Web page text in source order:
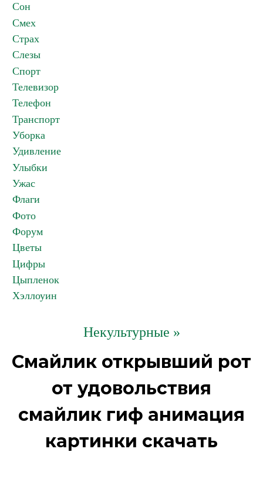
Сон
Смех
Страх
Слезы
Спорт
Телевизор
Телефон
Транспорт
Уборка
Удивление
Улыбки
Ужас
Флаги
Фото
Форум
Цветы
Цифры
Цыпленок
Хэллоуин
Некультурные »
Смайлик открывший рот
от удовольствия
смайлик гиф анимация
картинки скачать